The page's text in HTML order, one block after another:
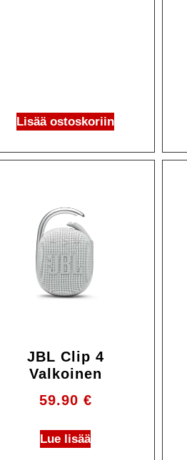
Lisää ostoskoriin
JBL Clip 4
Valkoinen
59.90 €
Lue lisää